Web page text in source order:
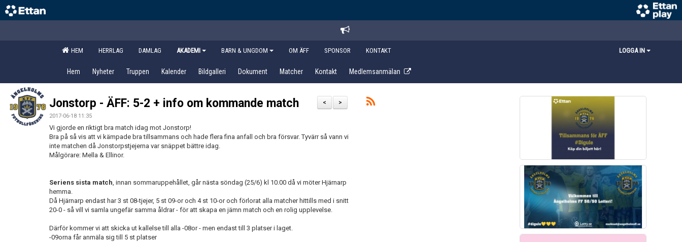
HEM HERRLAG DAMLAG AKADEMI BARN & UNGDOM OM ÄFF SPONSOR KONTAKT LOGGA IN
Hem Nyheter Truppen Kalender Bildgalleri Dokument Matcher Kontakt Medlemsanmälan
>
<
Jonstorp - ÄFF: 5-2 + info om kommande match
2017-06-18 11:35
Vi gjorde en riktigt bra match idag mot Jonstorp!
Bra på så vis att vi kämpade bra tillsammans och hade flera fina anfall och bra försvar. Tyvärr så vann vi
inte matchen då Jonstorpstjejerna var snäppet bättre idag.
Målgörare: Mella & Ellinor.
Seriens sista match, innan sommaruppehållet, går nästa söndag (25/6) kl 10.00 då vi möter Hjärnarp
hemma.
Då Hjärnarp endast har 3 st 08-tjejer, 5 st 09-or och 4 st 10-or och förlorat alla matcher hittills med i snitt
20-0 - så vill vi samla ungefär samma åldrar - för att skapa en jämn match och en rolig upplevelse.
Därför kommer vi att skicka ut kallelse till alla -08or - men endast till 3 platser i laget.
-09orna får anmäla sig till 5 st platser